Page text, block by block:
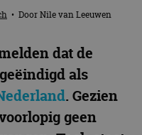
• DoorNile van Leeuwen
dat de
als
. Gezien
geen